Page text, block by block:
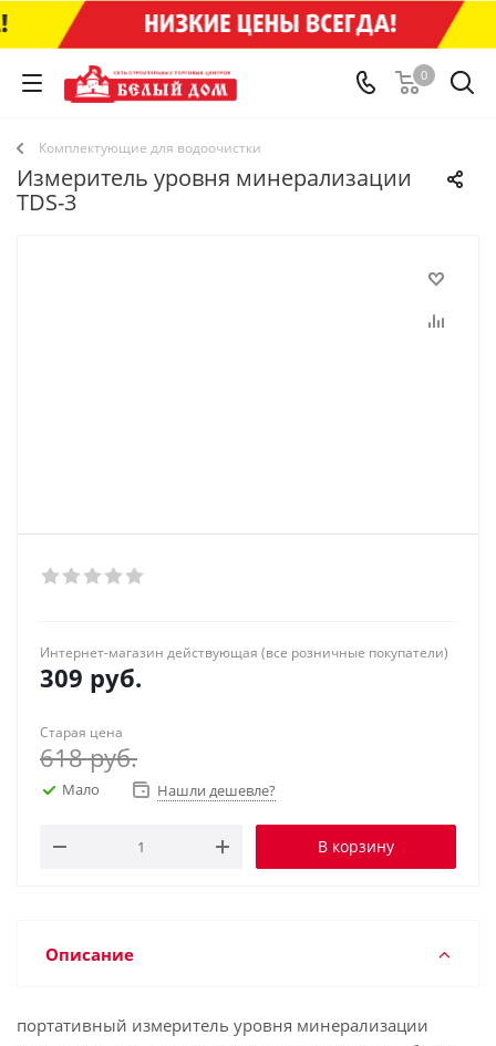
0
Комплектующие для водоочистки
Измеритель уровня минерализации
TDS-3
Интернет-магазин действующая (все розничные покупатели)
309 руб.
Старая цена
618руб.
Мало Нашли дешевле?
В корзину
Описание
портативный измеритель уровня минерализации